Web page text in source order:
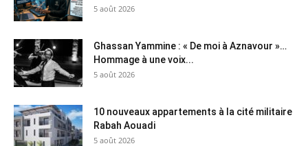
5 août 2026
Ghassan Yammine : « De moi à Aznavour »…
Hommage à une voix...
5 août 2026
10 nouveaux appartements à la cité militaire
Rabah Aouadi
5 août 2026